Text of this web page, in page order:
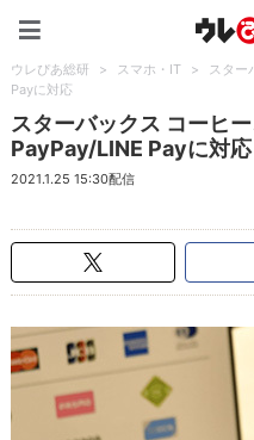
ウレぴあ総研 > スマホ・IT >
スター
Payに対応
スターバックス コーヒ
PayPay/LINE Payに対応
2021.1.25 15:30配信